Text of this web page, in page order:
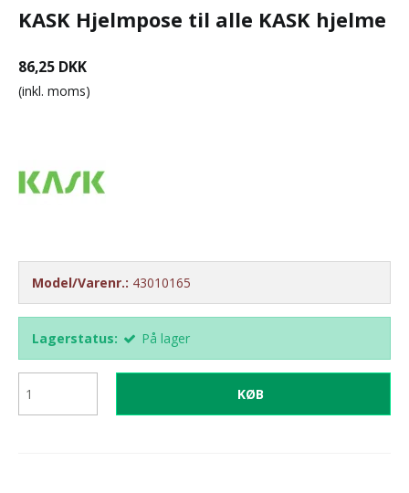
KASK Hjelmpose til alle KASK hjelme
86,25 DKK
(inkl. moms)
Model/Varenr.: 43010165
Lagerstatus: På lager
KØB